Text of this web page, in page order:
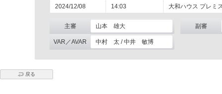
2024/12/08
14:03 大和ハウス プレミ
主審 山本 雄大 副審
VAR／AVAR 中村 太 / 中井 敏博
戻る